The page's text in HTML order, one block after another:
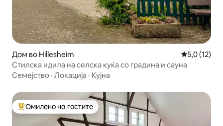
Дом во Hillesheim Просечна
5,0 (12)
Стилска идила на селска куќа со градина и сауна
Семејство · Локација · Кујна
Меѓу најуспешните „Омилени на гостите“
Омилено на гостите